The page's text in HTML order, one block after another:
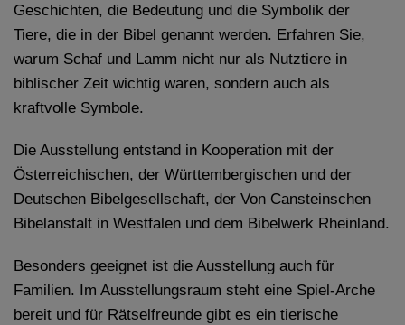
Geschichten, die Bedeutung und die Symbolik der
Tiere, die in der Bibel genannt werden. Erfahren Sie,
warum Schaf und Lamm nicht nur als Nutztiere in
biblischer Zeit wichtig waren, sondern auch als
kraftvolle Symbole.
Die Ausstellung entstand in Kooperation mit der
Österreichischen, der Württembergischen und der
Deutschen Bibelgesellschaft, der Von Cansteinschen
Bibelanstalt in Westfalen und dem Bibelwerk Rheinland.
Besonders geeignet ist die Ausstellung auch für
Familien. Im Ausstellungsraum steht eine Spiel-Arche
bereit und für Rätselfreunde gibt es ein tierische